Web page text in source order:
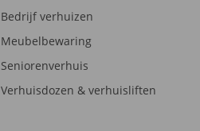
Bedrijf verhuizen
Meubelbewaring
Seniorenverhuis
Verhuisdozen & verhuisliften